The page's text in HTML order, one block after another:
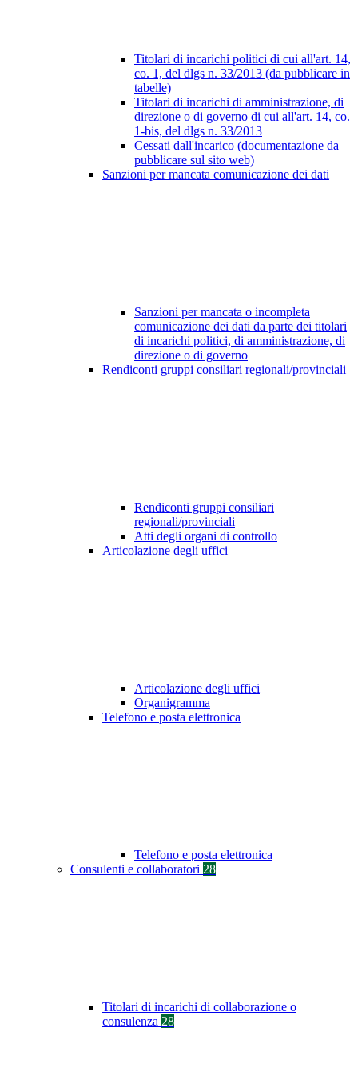
Titolari di incarichi politici di cui all'art. 14,
co. 1, del dlgs n. 33/2013 (da pubblicare in
tabelle)
Titolari di incarichi di amministrazione, di
direzione o di governo di cui all'art. 14, co.
1-bis, del dlgs n. 33/2013
Cessati dall'incarico (documentazione da
pubblicare sul sito web)
Sanzioni per mancata comunicazione dei dati
Sanzioni per mancata o incompleta
comunicazione dei dati da parte dei titolari
di incarichi politici, di amministrazione, di
direzione o di governo
Rendiconti gruppi consiliari regionali/provinciali
Rendiconti gruppi consiliari
regionali/provinciali
Atti degli organi di controllo
Articolazione degli uffici
Articolazione degli uffici
Organigramma
Telefono e posta elettronica
Telefono e posta elettronica
Consulenti e collaboratori 28
Titolari di incarichi di collaborazione o
consulenza 28